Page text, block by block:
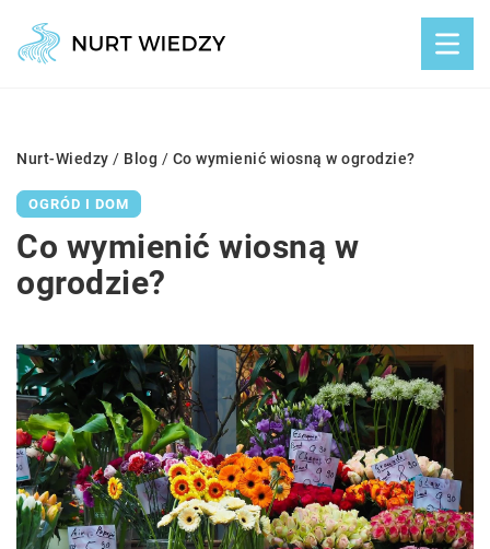
Nurt-Wiedzy / Blog / Co wymienić wiosną w ogrodzie?
OGRÓD I DOM
Co wymienić wiosną w
ogrodzie?